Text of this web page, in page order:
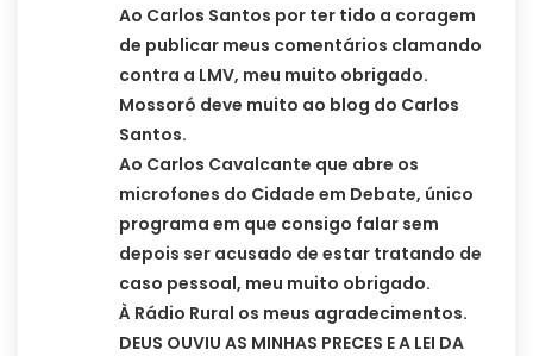
Ao Carlos Santos por ter tido a coragem
de publicar meus comentários clamando
contra a LMV, meu muito obrigado.
Mossoró deve muito ao blog do Carlos
Santos.
Ao Carlos Cavalcante que abre os
microfones do Cidade em Debate, único
programa em que consigo falar sem
depois ser acusado de estar tratando de
caso pessoal, meu muito obrigado.
À Rádio Rural os meus agradecimentos.
DEUS OUVIU AS MINHAS PRECES E A LEI DA